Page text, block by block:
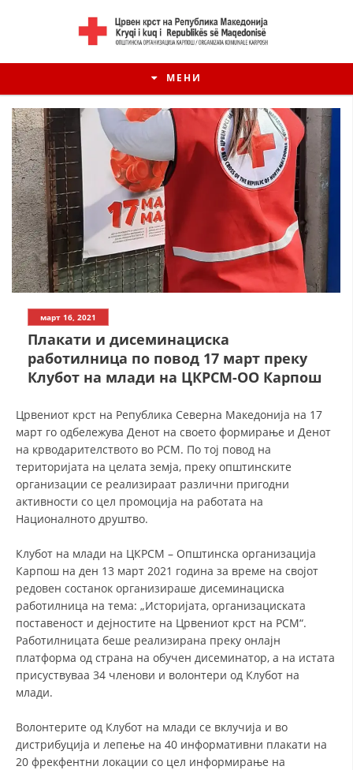
МЕНИ
ПРИРАЧНИЦИ
ЕДУКАТИВНО ИНФОРМАТИВНИ МАТЕРИЈАЛИ
БРОШУРИ
ПОСТЕРИ
ПРЕЗЕНТАЦИИ
март 16, 2021
Плакати и дисеминациска
работилница по повод 17 март преку
Клубот на млади на ЦКРСМ-ОО Карпош
Црвениот крст на Република Северна Македонија на 17
март го одбележува Денот на своето формирање и Денот
на крводарителството во РСМ. По тој повод на
територијата на целата земја, преку општинските
организации се реализираат различни пригодни
активности со цел промоција на работата на
Националното друштво.
Клубот на млади на ЦКРСМ – Општинска организација
Карпош на ден 13 март 2021 година за време на својот
редовен состанок организираше дисеминациска
работилница на тема: „Историјата, организациската
поставеност и дејностите на Црвениот крст на РСМ“.
Работилницата беше реализирана преку онлајн
платформа од страна на обучен дисеминатор, а на истата
присуствуваа 34 членови и волонтери од Клубот на
млади.
Волонтерите од Клубот на млади се вклучија и во
дистрибуција и лепење на 40 информативни плакати на
20 фрекфентни локации со цел информирање на